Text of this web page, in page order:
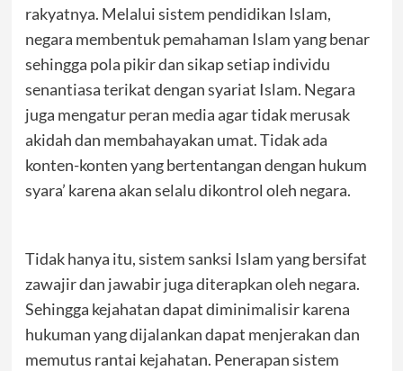
rakyatnya. Melalui sistem pendidikan Islam,
negara membentuk pemahaman Islam yang benar
sehingga pola pikir dan sikap setiap individu
senantiasa terikat dengan syariat Islam. Negara
juga mengatur peran media agar tidak merusak
akidah dan membahayakan umat. Tidak ada
konten-konten yang bertentangan dengan hukum
syara’ karena akan selalu dikontrol oleh negara.
Tidak hanya itu, sistem sanksi Islam yang bersifat
zawajir dan jawabir juga diterapkan oleh negara.
Sehingga kejahatan dapat diminimalisir karena
hukuman yang dijalankan dapat menjerakan dan
memutus rantai kejahatan. Penerapan sistem